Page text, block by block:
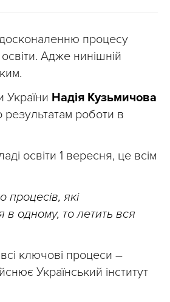
процесу
Адже нинішній
України Надія Кузьмичова
роботи в
освіти 1 вересня, це всім
процесів, які
в одному, то летить вся
ключові процеси –
Український інститут